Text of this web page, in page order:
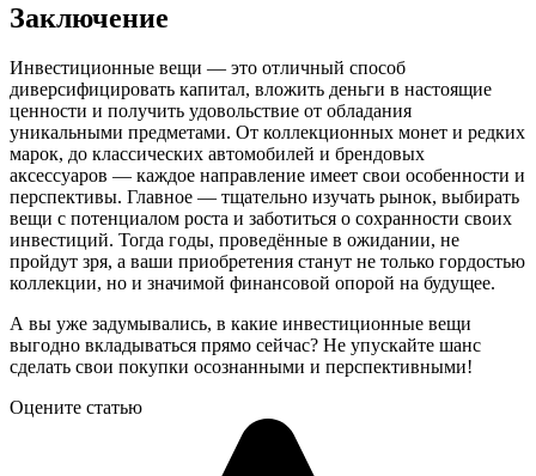
Заключение
Инвестиционные вещи — это отличный способ
диверсифицировать капитал, вложить деньги в настоящие
ценности и получить удовольствие от обладания
уникальными предметами. От коллекционных монет и редких
марок, до классических автомобилей и брендовых
аксессуаров — каждое направление имеет свои особенности и
перспективы. Главное — тщательно изучать рынок, выбирать
вещи с потенциалом роста и заботиться о сохранности своих
инвестиций. Тогда годы, проведённые в ожидании, не
пройдут зря, а ваши приобретения станут не только гордостью
коллекции, но и значимой финансовой опорой на будущее.
А вы уже задумывались, в какие инвестиционные вещи
выгодно вкладываться прямо сейчас? Не упускайте шанс
сделать свои покупки осознанными и перспективными!
Оцените статью